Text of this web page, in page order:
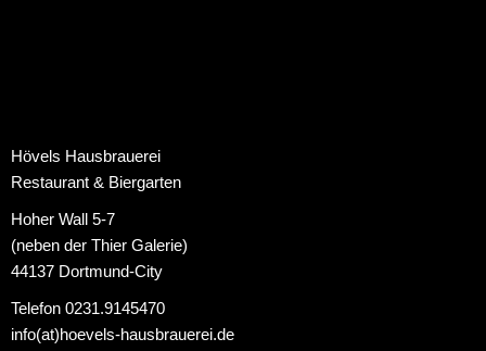
Hövels Hausbrauerei
Restaurant & Biergarten
Hoher Wall 5-7
(neben der Thier Galerie)
44137 Dortmund-City
Telefon 0231.9145470
info(at)hoevels-hausbrauerei.de